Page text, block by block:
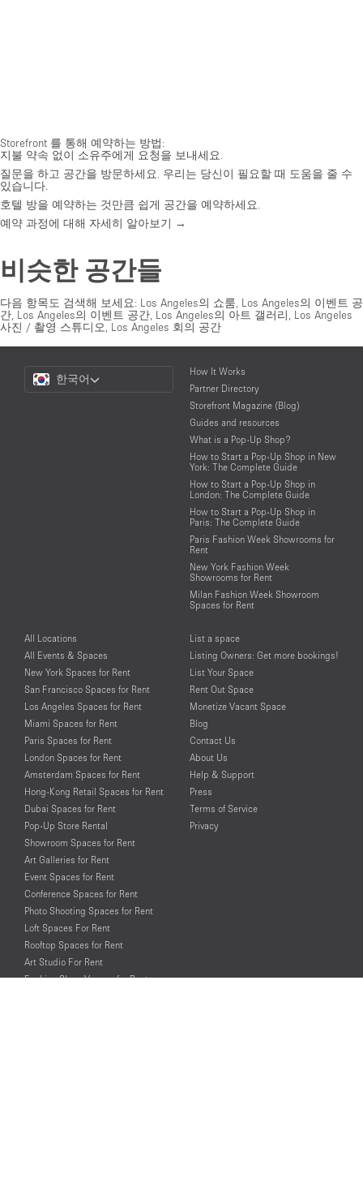
Storefront 를 통해 예약하는 방법:
지불 약속 없이 소유주에게 요청을 보내세요.
질문을 하고 공간을 방문하세요. 우리는 당신이 필요할 때 도움을 줄 수
있습니다.
호텔 방을 예약하는 것만큼 쉽게 공간을 예약하세요.
예약 과정에 대해 자세히 알아보기 →
비슷한 공간들
다음 항목도 검색해 보세요: Los Angeles의 쇼룸 Los Angeles의 이벤트 공
간 Los Angeles의 이벤트 공간 Los Angeles의 아트 갤러리
Los Angeles
사진 / 촬영 스튜디오
Los Angeles 회의 공간
Choose
Language
한국어
How It Works
Partner Directory
Storefront Magazine (Blog)
Guides and resources
What is a Pop-Up Shop?
How to Start a Pop-Up Shop in New
York: The Complete Guide
How to Start a Pop-Up Shop in
London: The Complete Guide
How to Start a Pop-Up Shop in
Paris: The Complete Guide
Paris Fashion Week Showrooms for
Rent
New York Fashion Week
Showrooms for Rent
Milan Fashion Week Showroom
Spaces for Rent
All Locations
All Events & Spaces
New York Spaces for Rent
San Francisco Spaces for Rent
Los Angeles Spaces for Rent
Miami Spaces for Rent
Paris Spaces for Rent
London Spaces for Rent
Amsterdam Spaces for Rent
Hong-Kong Retail Spaces for Rent
Dubai Spaces for Rent
Pop-Up Store Rental
Showroom Spaces for Rent
Art Galleries for Rent
Event Spaces for Rent
Conference Spaces for Rent
Photo Shooting Spaces for Rent
Loft Spaces For Rent
Rooftop Spaces for Rent
Art Studio For Rent
Fashion Show Venues for Rent
List a space
Listing Owners: Get more bookings!
List Your Space
Rent Out Space
Monetize Vacant Space
Blog
Contact Us
About Us
Help & Support
Press
Terms of Service
Privacy